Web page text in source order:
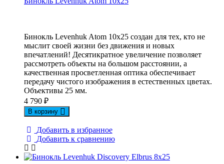
Бинокль Levenhuk Atom 10x25 создан для тех, кто не
мыслит своей жизни без движения и новых
впечатлений! Десятикратное увеличение позволяет
рассмотреть объекты на большом расстоянии, а
качественная просветленная оптика обеспечивает
передачу чистого изображения в естественных цветах.
Объективы 25 мм.
4 790 ₽
В корзину
Добавить в избранное
Добавить к сравнению